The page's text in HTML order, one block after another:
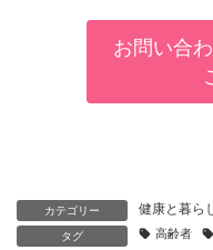
お問い合
カテゴリー 健康と暮ら
タグ 高齢者